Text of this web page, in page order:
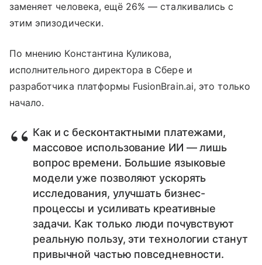
заменяет человека, ещё 26% — сталкивались с
этим эпизодически.
По мнению Константина Куликова,
исполнительного директора в Сбере и
разработчика платформы FusionBrain.ai, это только
начало.
Как и с бесконтактными платежами,
массовое использование ИИ — лишь
вопрос времени. Большие языковые
модели уже позволяют ускорять
исследования, улучшать бизнес-
процессы и усиливать креативные
задачи. Как только люди почувствуют
реальную пользу, эти технологии станут
привычной частью повседневности.